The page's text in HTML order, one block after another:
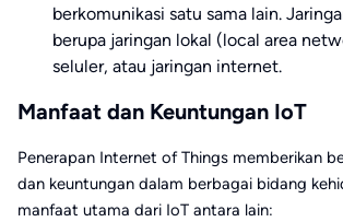
berkomunikasi satu sama lain.
berupa jaringan lokal (local area
seluler, atau jaringan internet.
Manfaat dan Keuntungan IoT
Penerapan Internet of Things memberikan
dan keuntungan dalam berbagai bidang
manfaat utama dari IoT antara lain: